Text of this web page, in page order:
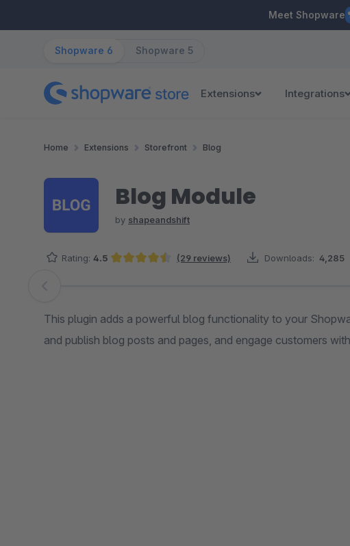
Meet Shopware
Shopware 6 Shopware 5
Extensions Integrations
Home Extensions Storefront Blog
Blog Module
by shapeandshift
Rating: 4.5 (29 reviews) Downloads: 4,285
Skip image gallery
This plugin adds a powerful blog functionality to your
and publish blog posts and pages, and engage customers